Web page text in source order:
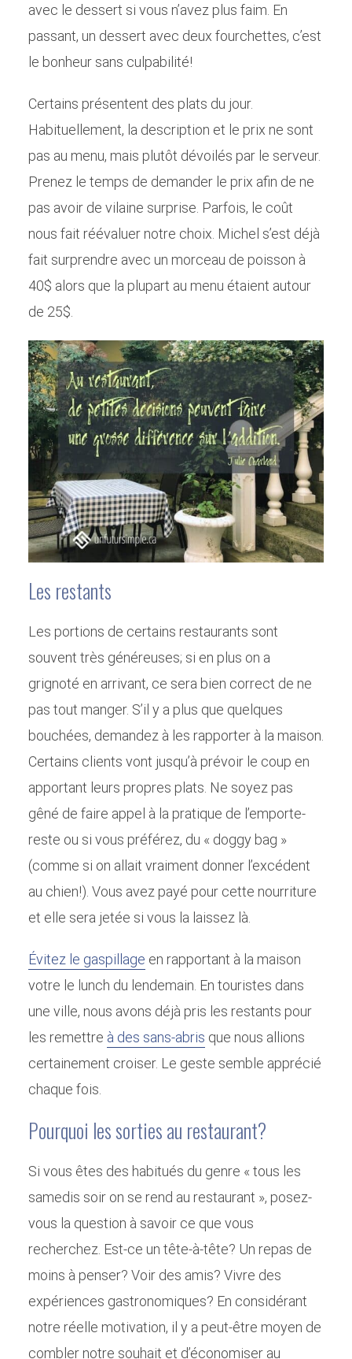
avec le dessert si vous n’avez plus faim. En
passant, un dessert avec deux fourchettes, c’est
le bonheur sans culpabilité!
Certains présentent des plats du jour.
Habituellement, la description et le prix ne sont
pas au menu, mais plutôt dévoilés par le serveur.
Prenez le temps de demander le prix afin de ne
pas avoir de vilaine surprise. Parfois, le coût
nous fait réévaluer notre choix. Michel s’est déjà
fait surprendre avec un morceau de poisson à
40$ alors que la plupart au menu étaient autour
de 25$.
Les restants
Les portions de certains restaurants sont
souvent très généreuses; si en plus on a
grignoté en arrivant, ce sera bien correct de ne
pas tout manger. S’il y a plus que quelques
bouchées, demandez à les rapporter à la maison.
Certains clients vont jusqu’à prévoir le coup en
apportant leurs propres plats. Ne soyez pas
gêné de faire appel à la pratique de l’emporte-
reste ou si vous préférez, du « doggy bag »
(comme si on allait vraiment donner l’excédent
au chien!). Vous avez payé pour cette nourriture
et elle sera jetée si vous la laissez là.
Évitez le gaspillage en rapportant à la maison
votre le lunch du lendemain. En touristes dans
une ville, nous avons déjà pris les restants pour
les remettre à des sans-abris que nous allions
certainement croiser. Le geste semble apprécié
chaque fois.
Pourquoi les sorties au restaurant?
Si vous êtes des habitués du genre « tous les
samedis soir on se rend au restaurant », posez-
vous la question à savoir ce que vous
recherchez. Est-ce un tête-à-tête? Un repas de
moins à penser? Voir des amis? Vivre des
expériences gastronomiques? En considérant
notre réelle motivation, il y a peut-être moyen de
combler notre souhait et d’économiser au